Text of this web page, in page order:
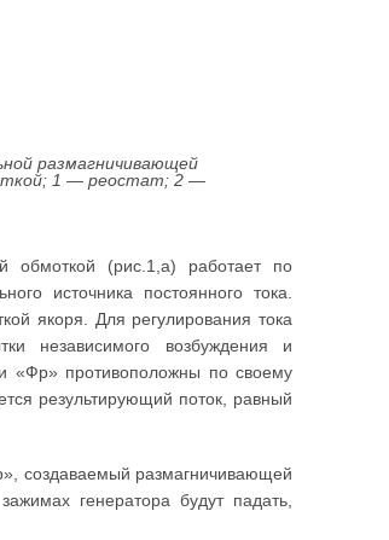
размагничивающей
1 — реостат; 2 —
обмоткой (рис.1,а) работает по
источника постоянного тока.
якоря. Для регулирования тока
независимого возбуждения и
«Фр» противоположны по своему
результирующий поток, равный
создаваемый размагничивающей
генератора будут падать,